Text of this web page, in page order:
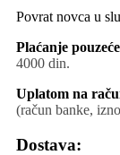
Povrat novca u
Plaćanje
4000 din.
Uplatom na
(račun banke,
Dostava: